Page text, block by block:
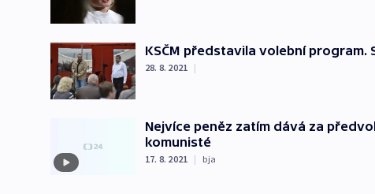
KSČM představila volební
28. 8. 2021 |
Nejvíce peněz zatím dává za
komunisté
17. 8. 2021 | bja